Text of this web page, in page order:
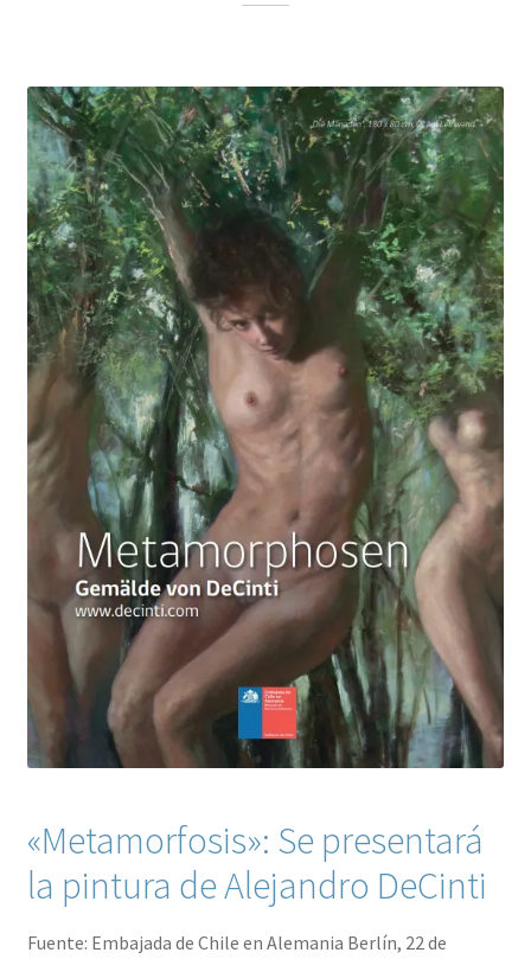
«Metamorfosis»: Se presentará
la pintura de Alejandro DeCinti
Fuente: Embajada de Chile en Alemania Berlín, 22 de